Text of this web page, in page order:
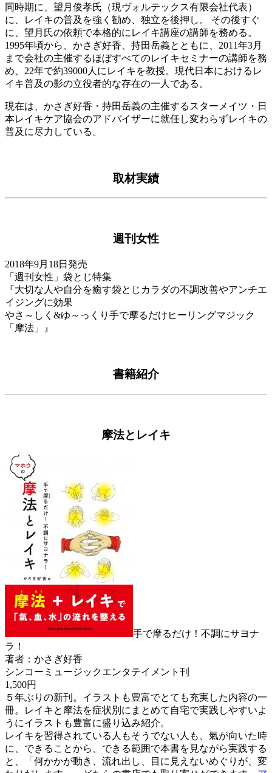
同時期に、望月俊孝氏（現ヴォルテックス有限会社代表）
に、レイキの普及を強く勧め、独立を後押し。 その後すぐ
に、望月氏の依頼で本格的にレイキ講座の講師を務める。
1995年頃から、かさぎ好香、持田岳義とともに、2011年3月
まで会社の主催するほぼすべてのレイキセミナーの講師を務
め、22年で約39000人にレイキを教授。現代日本におけるレ
イキ普及の影の立役者的な存在の一人である。
現在は、かさぎ好香・持田岳義の主催するスターメイツ・日
本レイキケア協会のアドバイザーに就任し変わらずレイキの
普及に尽力している。
取材実績
週刊女性
2018年9月18日発売
「週刊女性」袋とじ特集
『大切な人や自分を癒す袋とじカラダの不調改善やアンチエ
イジングに効果
やさ～しく&ゆ～っくり手で摩るだけヒーリングマジック
「摩法」』
書籍紹介
摩法とレイキ
手で摩るだけ！不調にサヨナ
ラ！
著者：かさぎ好香
シンコーミュージックエンタテイメント刊
1,500円
５年ぶりの新刊。イラストも豊富でとても充実した内容の一
冊。レイキと摩法を症状別にまとめて自宅で実践しやすいよ
うにイラストも豊富に盛り込み紹介。
レイキを習得されている人もそうでない人も、氣が向いた時
に、できることから、できる範囲で本書を見ながら実践する
と、「何かかが動き、流れ出し、目に見えないめぐりが、変